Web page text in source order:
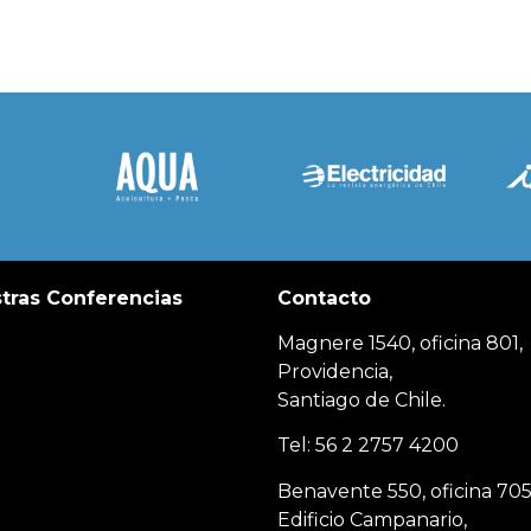
Conferencias Contacto
Magnere 1540, oficina 801,
Providencia,
Santiago de Chile.
Tel: 56 2 2757 4200
Benavente 550, oficina
Edificio Campanario,